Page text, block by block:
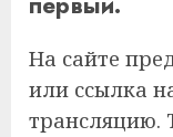
На сайте
или ссылка
трансляцию.